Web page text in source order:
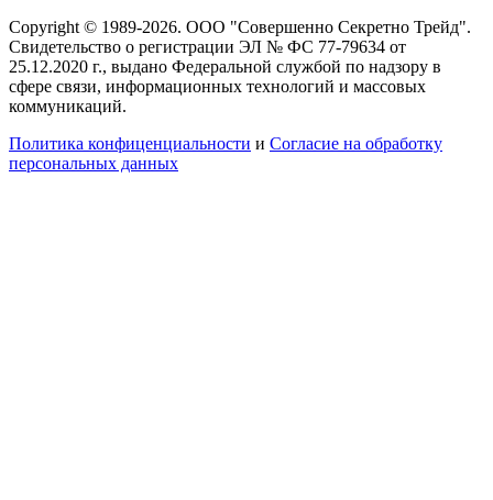
Copyright © 1989-2026. ООО "Совершенно Секретно Трейд".
Свидетельство о регистрации ЭЛ № ФС 77-79634 от
25.12.2020 г., выдано Федеральной службой по надзору в
сфере связи, информационных технологий и массовых
коммуникаций.
Политика конфиценциальности и Согласие на обработку
персональных данных